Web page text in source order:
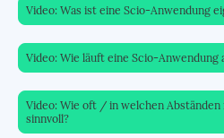
Video: Was ist eine Scio-Anwendung
Video: Wie läuft eine Scio-Anwendung
Video: Wie oft / in welchen
sinnvoll?